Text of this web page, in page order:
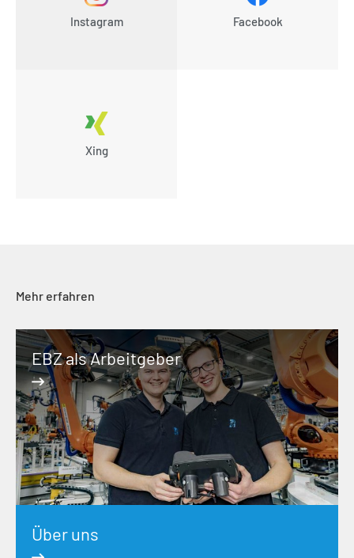
Instagram Facebook
Xing
Mehr erfahren
EBZ als Arbeitgeber
Über uns